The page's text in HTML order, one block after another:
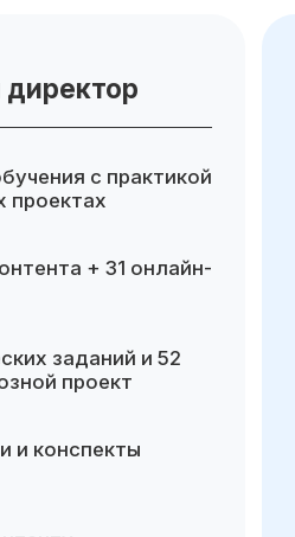
для
без